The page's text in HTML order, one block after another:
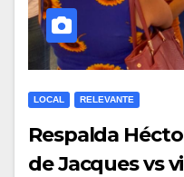
LOCAL RELEVANTE
Respalda
de Jacques vs